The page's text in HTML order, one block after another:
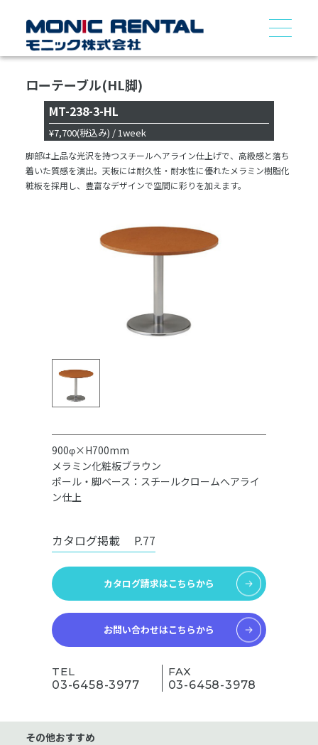
ローテーブル(HL脚)
MT-238-3-HL
¥7,700(税込み) / 1week
脚部は上品な光沢を持つスチールヘアライン仕上げで、高級感と落ち
着いた質感を演出。天板には耐久性・耐水性に優れたメラミン樹脂化
粧板を採用し、豊富なデザインで空間に彩りを加えます。
900φ×H700mm
メラミン化粧板ブラウン
ポール・脚ベース：スチールクロームへアライ
ン仕上
カタログ掲載 P.77
カタログ請求はこちらから
お問い合わせはこちらから
TEL
03-6458-3977
FAX
03-6458-3978
その他おすすめ